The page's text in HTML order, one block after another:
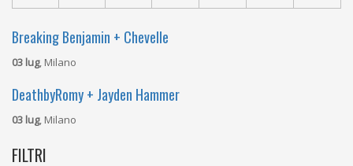
Breaking Benjamin + Chevelle
03 lug, Milano
DeathbyRomy + Jayden Hammer
03 lug, Milano
FILTRI